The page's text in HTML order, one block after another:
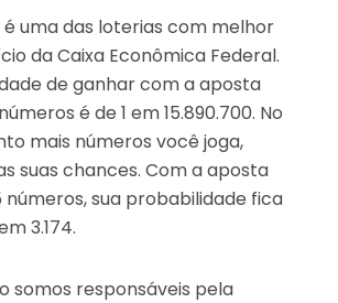
é uma das loterias com melhor
da Caixa Econômica Federal.
de ganhar com a aposta
é de 1 em 15.890.700. No
mais números você joga,
suas chances. Com a aposta
números, sua probabilidade fica
3.174.
somos responsáveis pela